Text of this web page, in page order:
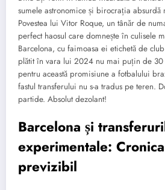
sumele astronomice și birocrația absurdă
Povestea lui Vitor Roque, un tânăr de
perfect haosul care domnește în culisele
Barcelona, cu faimoasa ei etichetă de
plătit în vara lui 2024 nu mai puțin de
pentru această promisiune a fotbalului
fastul transferului nu s-a tradus pe teren.
partide. Absolut dezolant!
Barcelona și
experimentale:
previzibil